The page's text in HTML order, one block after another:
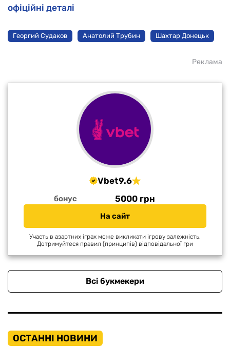
офіційні деталі
Георгий Судаков Анатолий Трубин Шахтар Донецьк
Реклама
Vbet9.6
бонус 5000 грн
На сайт
Участь в азартних іграх може викликати ігрову залежність.
Дотримуйтеся правил (принципів) відповідальної гри
Всі букмекери
ОСТАННІ НОВИНИ